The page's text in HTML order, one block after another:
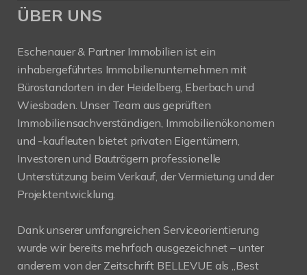
ÜBER UNS
Eschenauer & Partner Immobilien ist ein
inhabergeführtes Immobilienunternehmen mit
Bürostandorten in der Heidelberg, Eberbach und
Wiesbaden. Unser Team aus geprüften
Immobiliensachverständigen, Immobilienökonomen
und -kaufleuten bietet privaten Eigentümern,
Investoren und Bauträgern professionelle
Unterstützung beim Verkauf, der Vermietung und der
Projektentwicklung.
Dank unserer umfangreichen Serviceorientierung
wurde wir bereits mehrfach ausgezeichnet – unter
anderem von der Zeitschrift BELLEVUE als „Best